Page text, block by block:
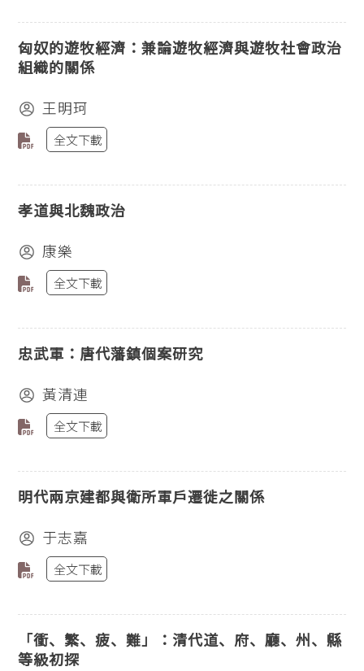
匈奴的遊牧經濟：兼論遊牧經濟與遊牧社會政治
組織的關係
王明珂
全文下載
孝道與北魏政治
康樂
全文下載
忠武軍：唐代藩鎮個案研究
黃清連
全文下載
明代兩京建都與衛所軍戶遷徙之關係
于志嘉
全文下載
「衝、繁、疲、難」：清代道、府、廳、州、縣
等級初探